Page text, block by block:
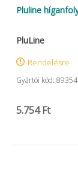
Pluline
PluLine
Rendelésre
Gyártói kód: 89354
5.754 Ft